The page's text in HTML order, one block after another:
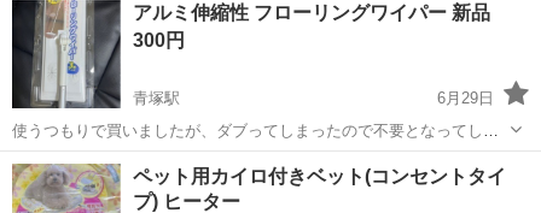
アルミ伸縮性 フローリングワイパー 新品
300円
青塚駅
6月29日
使うつもりで買いましたが、ダブってしまったので不要となってしま
いました。 一応、新品未開封ですが半年ぐらい前に購入してますので
中古品として御理解いただける方にお願いします。
愛知 津島市 青塚駅 生活雑貨 ワイパー
ペット用カイロ付きベット(コンセントタイ
プ) ヒーター